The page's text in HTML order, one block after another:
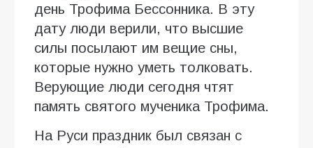
день Трофима Бессонника. В эту
дату люди верили, что высшие
силы посылают им вещие сны,
которые нужно уметь толковать.
Верующие люди сегодня чтят
память святого мученика Трофима.
На Руси праздник был связан с